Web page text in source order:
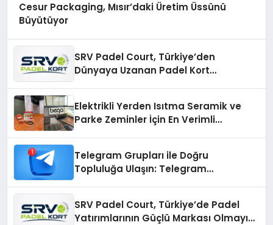
Cesur Packaging, Mısır’daki Üretim Üssünü
Büyütüyor
SRV Padel Court, Türkiye’den
Dünyaya Uzanan Padel Kort
Elektrikli Yerden Isıtma Seramik ve
Parke Zeminler İçin En Verimli
Telegram Grupları ile Doğru
Topluluğa Ulaşın: Telegram
SRV Padel Court, Türkiye’de Padel
Yatırımlarının Güçlü Markası Olmayı